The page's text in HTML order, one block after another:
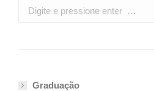
Search:
Graduação